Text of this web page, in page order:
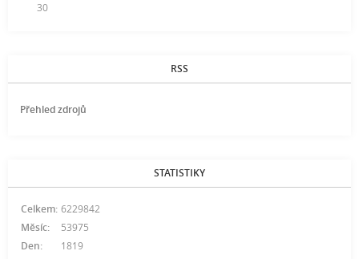
30
RSS
Přehled zdrojů
STATISTIKY
Celkem: 6229842
Měsíc:
53975
Den:
1819